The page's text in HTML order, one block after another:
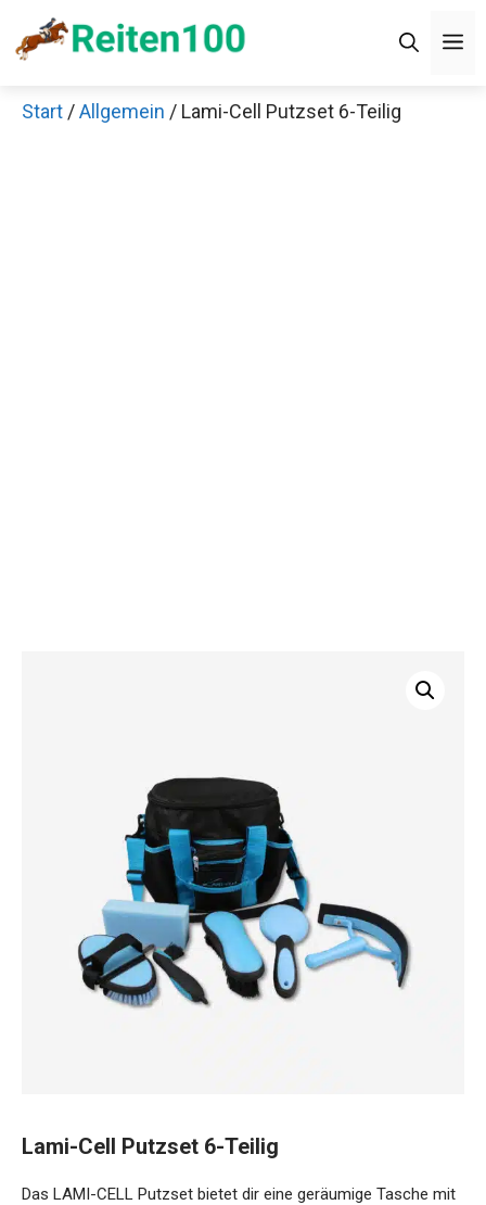
Inhalt
Start /Allgemein / Lami-Cell Putzset 6-Teilig
Lami-Cell Putzset 6-Teilig
Das LAMI-CELL Putzset bietet dir eine geräumige Tasche mit